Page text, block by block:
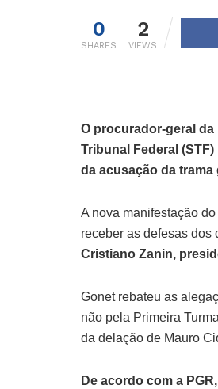
0
SHARES
2
VIEWS
O procurador-geral da
Tribunal Federal
da acusação da
A nova manifestação
receber as defesas dos
Cristiano Zanin,
Gonet rebateu as
não pela Primeira
da delação de Mauro
De acordo com a